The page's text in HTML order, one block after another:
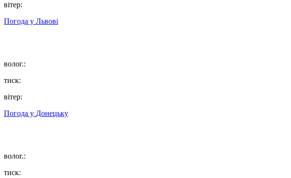
вітер:
Погода у Львові
волог.:
тиск:
вітер:
Погода у Донецьку
волог.:
тиск: